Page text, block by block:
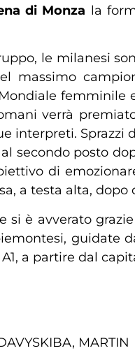
di Monza la
le milanesi
femminile
verrà
interpreti.
secondo posto
di
a testa alta,
si è avverato
guidate
a partire dal
MARTIN